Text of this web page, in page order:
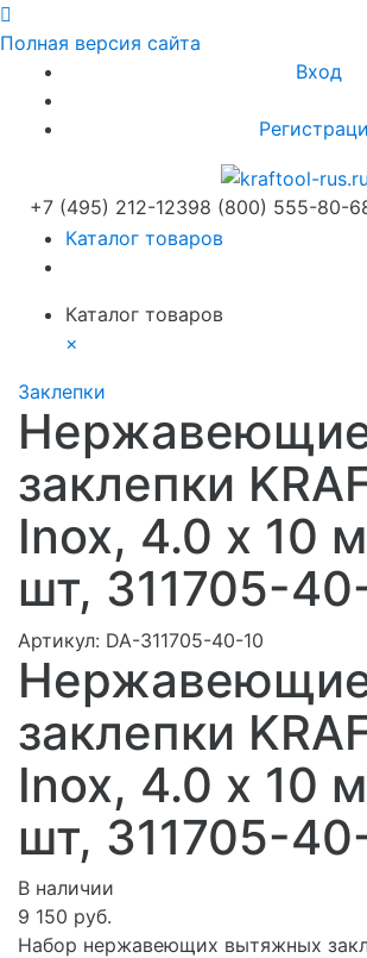
Полная версия сайта
Вход
+7 (495) 212-12398 (800) 555-80-
Каталог товаров
Каталог товаров
×
Заклепки
заклепки
Inox, 4.0 х 10
шт, 311705-
Артикул: DA-311705-40-10
заклепки
Inox, 4.0 х 10
шт, 311705-
В наличии
9 150 руб.
Набор нержавеющих вытяжных